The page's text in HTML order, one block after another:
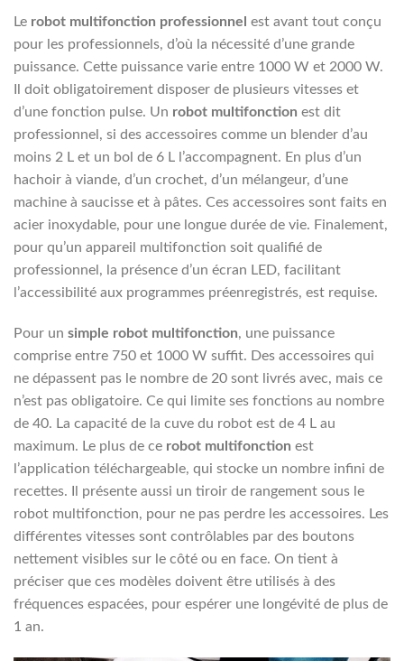
Le robot multifonction professionnel est avant tout conçu
pour les professionnels, d’où la nécessité d’une grande
puissance. Cette puissance varie entre 1000 W et 2000 W.
Il doit obligatoirement disposer de plusieurs vitesses et
d’une fonction pulse. Un robot multifonction est dit
professionnel, si des accessoires comme un blender d’au
moins 2 L et un bol de 6 L l’accompagnent. En plus d’un
hachoir à viande, d’un crochet, d’un mélangeur, d’une
machine à saucisse et à pâtes. Ces accessoires sont faits en
acier inoxydable, pour une longue durée de vie. Finalement,
pour qu’un appareil multifonction soit qualifié de
professionnel, la présence d’un écran LED, facilitant
l’accessibilité aux programmes préenregistrés, est requise.
Pour un simple robot multifonction, une puissance
comprise entre 750 et 1000 W suffit. Des accessoires qui
ne dépassent pas le nombre de 20 sont livrés avec, mais ce
n’est pas obligatoire. Ce qui limite ses fonctions au nombre
de 40. La capacité de la cuve du robot est de 4 L au
maximum. Le plus de ce robot multifonction est
l’application téléchargeable, qui stocke un nombre infini de
recettes. Il présente aussi un tiroir de rangement sous le
robot multifonction, pour ne pas perdre les accessoires. Les
différentes vitesses sont contrôlables par des boutons
nettement visibles sur le côté ou en face. On tient à
préciser que ces modèles doivent être utilisés à des
fréquences espacées, pour espérer une longévité de plus de
1 an.